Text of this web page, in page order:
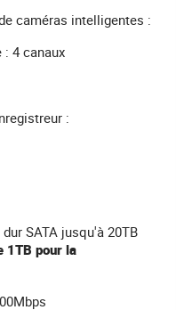
caméras intelligentes :
4 canaux
:
SATA jusqu'à 20TB
1TB pour la